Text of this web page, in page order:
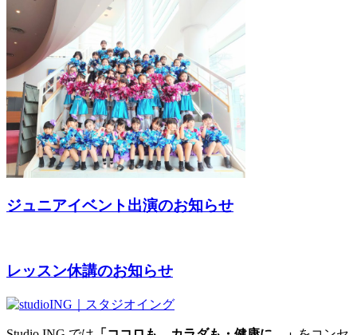
ジュニアイベント出演のお知らせ
レッスン休講のお知らせ